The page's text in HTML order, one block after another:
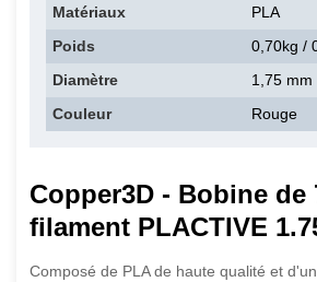
Matériaux
PLA
Poids
0,70kg /
Diamètre
1,75 mm
Couleur
Rouge
Copper3D - Bobine de
filament PLACTIVE
Composé de PLA de haute qualité et